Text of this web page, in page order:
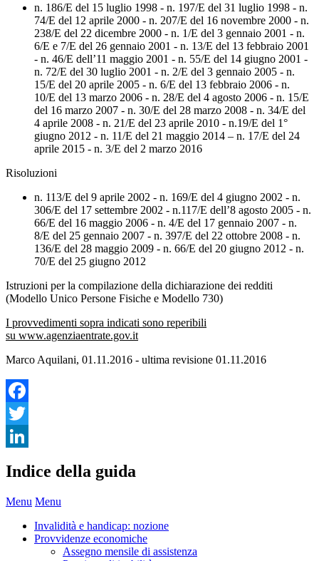
n. 186/E del 15 luglio 1998 - n. 197/E del 31 luglio 1998 - n.
74/E del 12 aprile 2000 - n. 207/E del 16 novembre 2000 - n.
238/E del 22 dicembre 2000 - n. 1/E del 3 gennaio 2001 - n.
6/E e 7/E del 26 gennaio 2001 - n. 13/E del 13 febbraio 2001
- n. 46/E dell’11 maggio 2001 - n. 55/E del 14 giugno 2001 -
n. 72/E del 30 luglio 2001 - n. 2/E del 3 gennaio 2005 - n.
15/E del 20 aprile 2005 - n. 6/E del 13 febbraio 2006 - n.
10/E del 13 marzo 2006 - n. 28/E del 4 agosto 2006 - n. 15/E
del 16 marzo 2007 - n. 30/E del 28 marzo 2008 - n. 34/E del
4 aprile 2008 - n. 21/E del 23 aprile 2010 - n.19/E del 1°
giugno 2012 - n. 11/E del 21 maggio 2014 – n. 17/E del 24
aprile 2015 - n. 3/E del 2 marzo 2016
Risoluzioni
n. 113/E del 9 aprile 2002 - n. 169/E del 4 giugno 2002 - n.
306/E del 17 settembre 2002 - n.117/E dell’8 agosto 2005 - n.
66/E del 16 maggio 2006 - n. 4/E del 17 gennaio 2007 - n.
8/E del 25 gennaio 2007 - n. 397/E del 22 ottobre 2008 - n.
136/E del 28 maggio 2009 - n. 66/E del 20 giugno 2012 - n.
70/E del 25 giugno 2012
Istruzioni per la compilazione della dichiarazione dei redditi
(Modello Unico Persone Fisiche e Modello 730)
I provvedimenti sopra indicati sono reperibili
su www.agenziaentrate.gov.it
Marco Aquilani, 01.11.2016 - ultima revisione 01.11.2016
Facebook
Twitter
Indice della guida
Menu Menu
Invalidità e handicap: nozione
Provvidenze economiche
Assegno mensile di assistenza